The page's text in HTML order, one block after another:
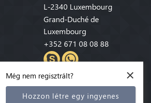
L-2340 Luxembourg
Grand-Duché de
Luxembourg
+352 671 08 08 88
×
Még nem regisztrált?
Hozzon létre egy ingyenes